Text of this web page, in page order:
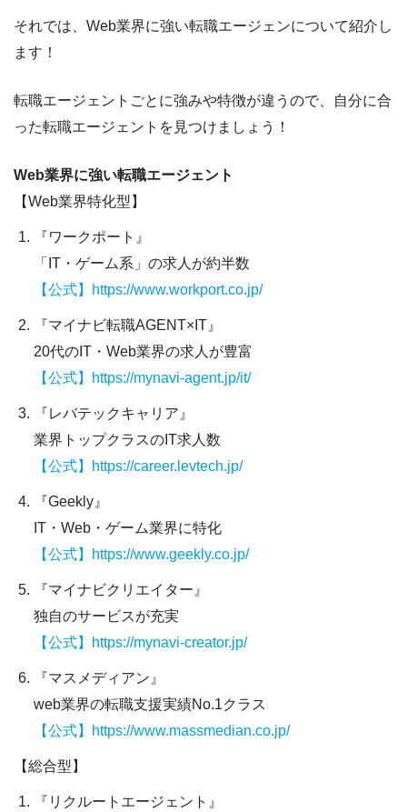
それでは、Web業界に強い転職エージェンについて紹介し
ます！
転職エージェントごとに強みや特徴が違うので、自分に合
った転職エージェントを見つけましょう！
Web業界に強い転職エージェント
【Web業界特化型】
『ワークポート』
「IT・ゲーム系」の求人が約半数
【公式】https://www.workport.co.jp/
『マイナビ転職AGENT×IT』
20代のIT・Web業界の求人が豊富
【公式】https://mynavi-agent.jp/it/
『レバテックキャリア』
業界トップクラスのIT求人数
【公式】https://career.levtech.jp/
『Geekly』
IT・Web・ゲーム業界に特化
【公式】https://www.geekly.co.jp/
『マイナビクリエイター』
独自のサービスが充実
【公式】https://mynavi-creator.jp/
『マスメディアン』
web業界の転職支援実績No.1クラス
【公式】https://www.massmedian.co.jp/
【総合型】
『リクルートエージェント』